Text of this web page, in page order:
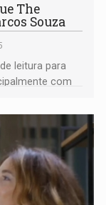
The
Souza
leitura para
com